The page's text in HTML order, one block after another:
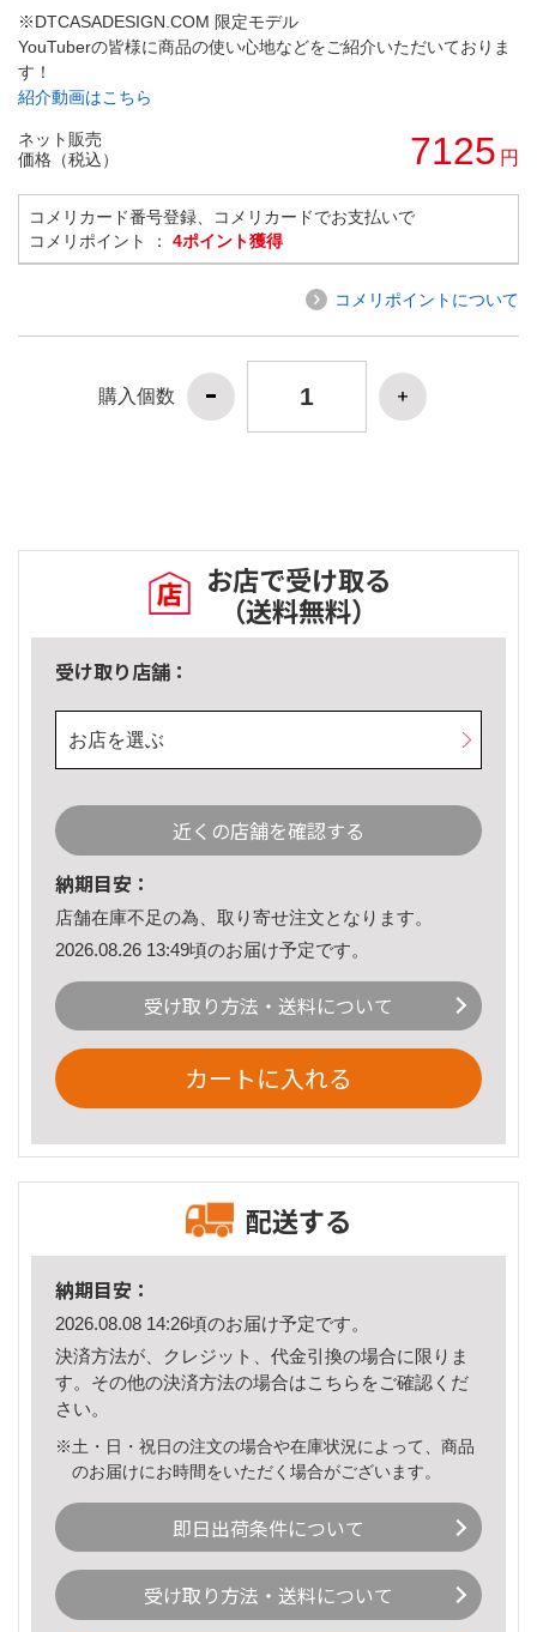
※DTCASADESIGN.COM 限定モデル
YouTuberの皆様に商品の使い心地などをご紹介いただいておりま
す！
紹介動画はこちら
ネット販売
価格（税込）
7125 円
コメリカード番号登録、コメリカードでお支払いで
コメリポイント ： 4ポイント獲得
コメリポイントについて
購入個数
お店で受け取る
（送料無料）
受け取り店舗：
お店を選ぶ
近くの店舗を確認する
納期目安：
店舗在庫不足の為、取り寄せ注文となります。
2026.08.26 13:49頃のお届け予定です。
受け取り方法・送料について
カートに入れる
配送する
納期目安：
2026.08.08 14:26頃のお届け予定です。
決済方法が、クレジット、代金引換の場合に限りま
す。その他の決済方法の場合はこちら をご確認くだ
さい。
※土・日・祝日の注文の場合や在庫状況によって、商品
のお届けにお時間をいただく場合がございます。
即日出荷条件について
受け取り方法・送料について